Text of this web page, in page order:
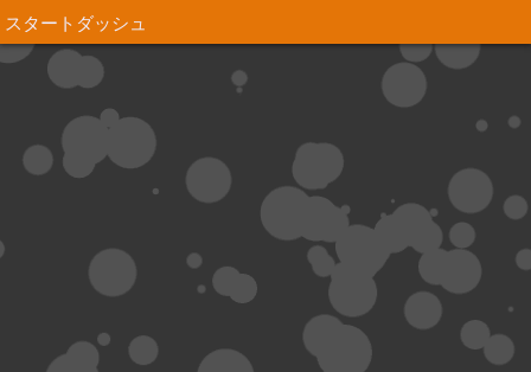
スタートダッシュ